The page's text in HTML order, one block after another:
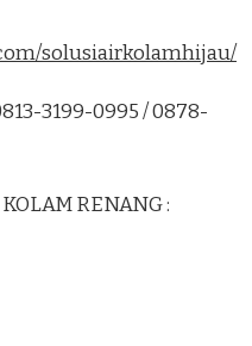
solusiairkolamhijau/
3199-0995 / 0878-
RENANG :